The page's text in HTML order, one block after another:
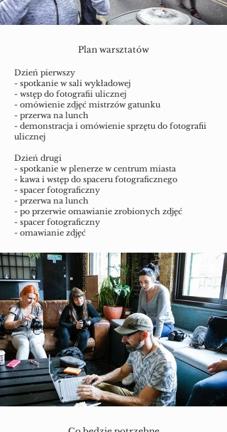
Plan warsztatów
Dzień pierwszy
- spotkanie w sali wykładowej
- wstęp do fotografii ulicznej
- omówienie zdjęć mistrzów gatunku
- przerwa na lunch
- demonstracja i omówienie sprzętu do fotografii
ulicznej
Dzień drugi
- spotkanie w plenerze w centrum miasta
- kawa i wstęp do spaceru fotograficznego
- spacer fotograficzny
- przerwa na lunch
- po przerwie omawianie zrobionych zdjęć
- spacer fotograficzny
- omawianie zdjęć